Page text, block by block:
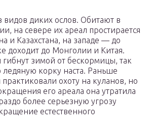
диких ослов. Обитают в
на севере их ареал простирается
и Казахстана, на западе — до
доходит до Монголии и Китая.
зимой от бескормицы, так
ледяную корку наста. Раньше
охоту на куланов, но
его ареала она утратила
более серьезную угрозу
естественного